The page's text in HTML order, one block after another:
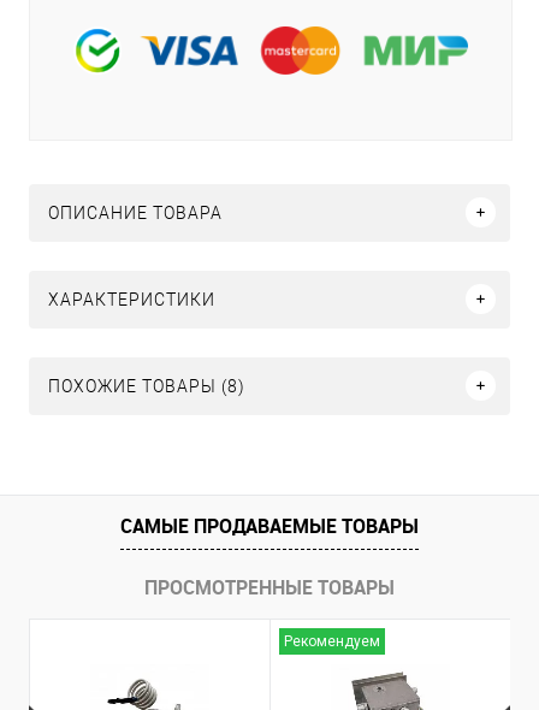
ОПИСАНИЕ ТОВАРА
ХАРАКТЕРИСТИКИ
ПОХОЖИЕ ТОВАРЫ (8)
САМЫЕ ПРОДАВАЕМЫЕ ТОВАРЫ
ПРОСМОТРЕННЫЕ ТОВАРЫ
Рекомендуем